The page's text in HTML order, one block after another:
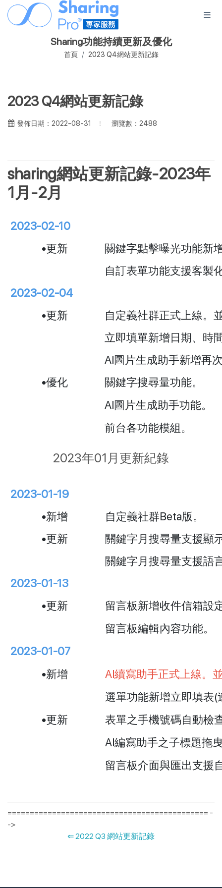
Sharing功能持續更新及優化
首頁 2023 Q4網站更新記錄
2023 Q4網站更新記錄
發佈日期：2022-08-31 瀏覽數：2488
sharing網站更新記錄-2023年
1月-2月
2023-02-10
•更新
關鍵字點擊曝光功能新
自訂表單功能支援客製
2023-02-04
•更新
自定義社群正式上線。
立即填單新增日期、時
AI圖片生成助手新增再
•優化
關鍵字搜尋量功能。
AI圖片生成助手功能。
前台各功能模組。
2023年01月更新紀錄
2023-01-19
•新增
自定義社群Beta版。
•更新
關鍵字月搜尋量支援顯
關鍵字月搜尋量支援語
2023-01-13
•更新
留言板新增收件信箱設
留言板編輯內容功能。
2023-01-07
•新增
AI續寫助手正式上線。
選單功能新增立即填表(
•更新
表單之手機號碼自動檢
AI編寫助手之子標題拖
留言板介面與匯出支援
============================================= -
->
⇐2022 Q3 網站更新記錄